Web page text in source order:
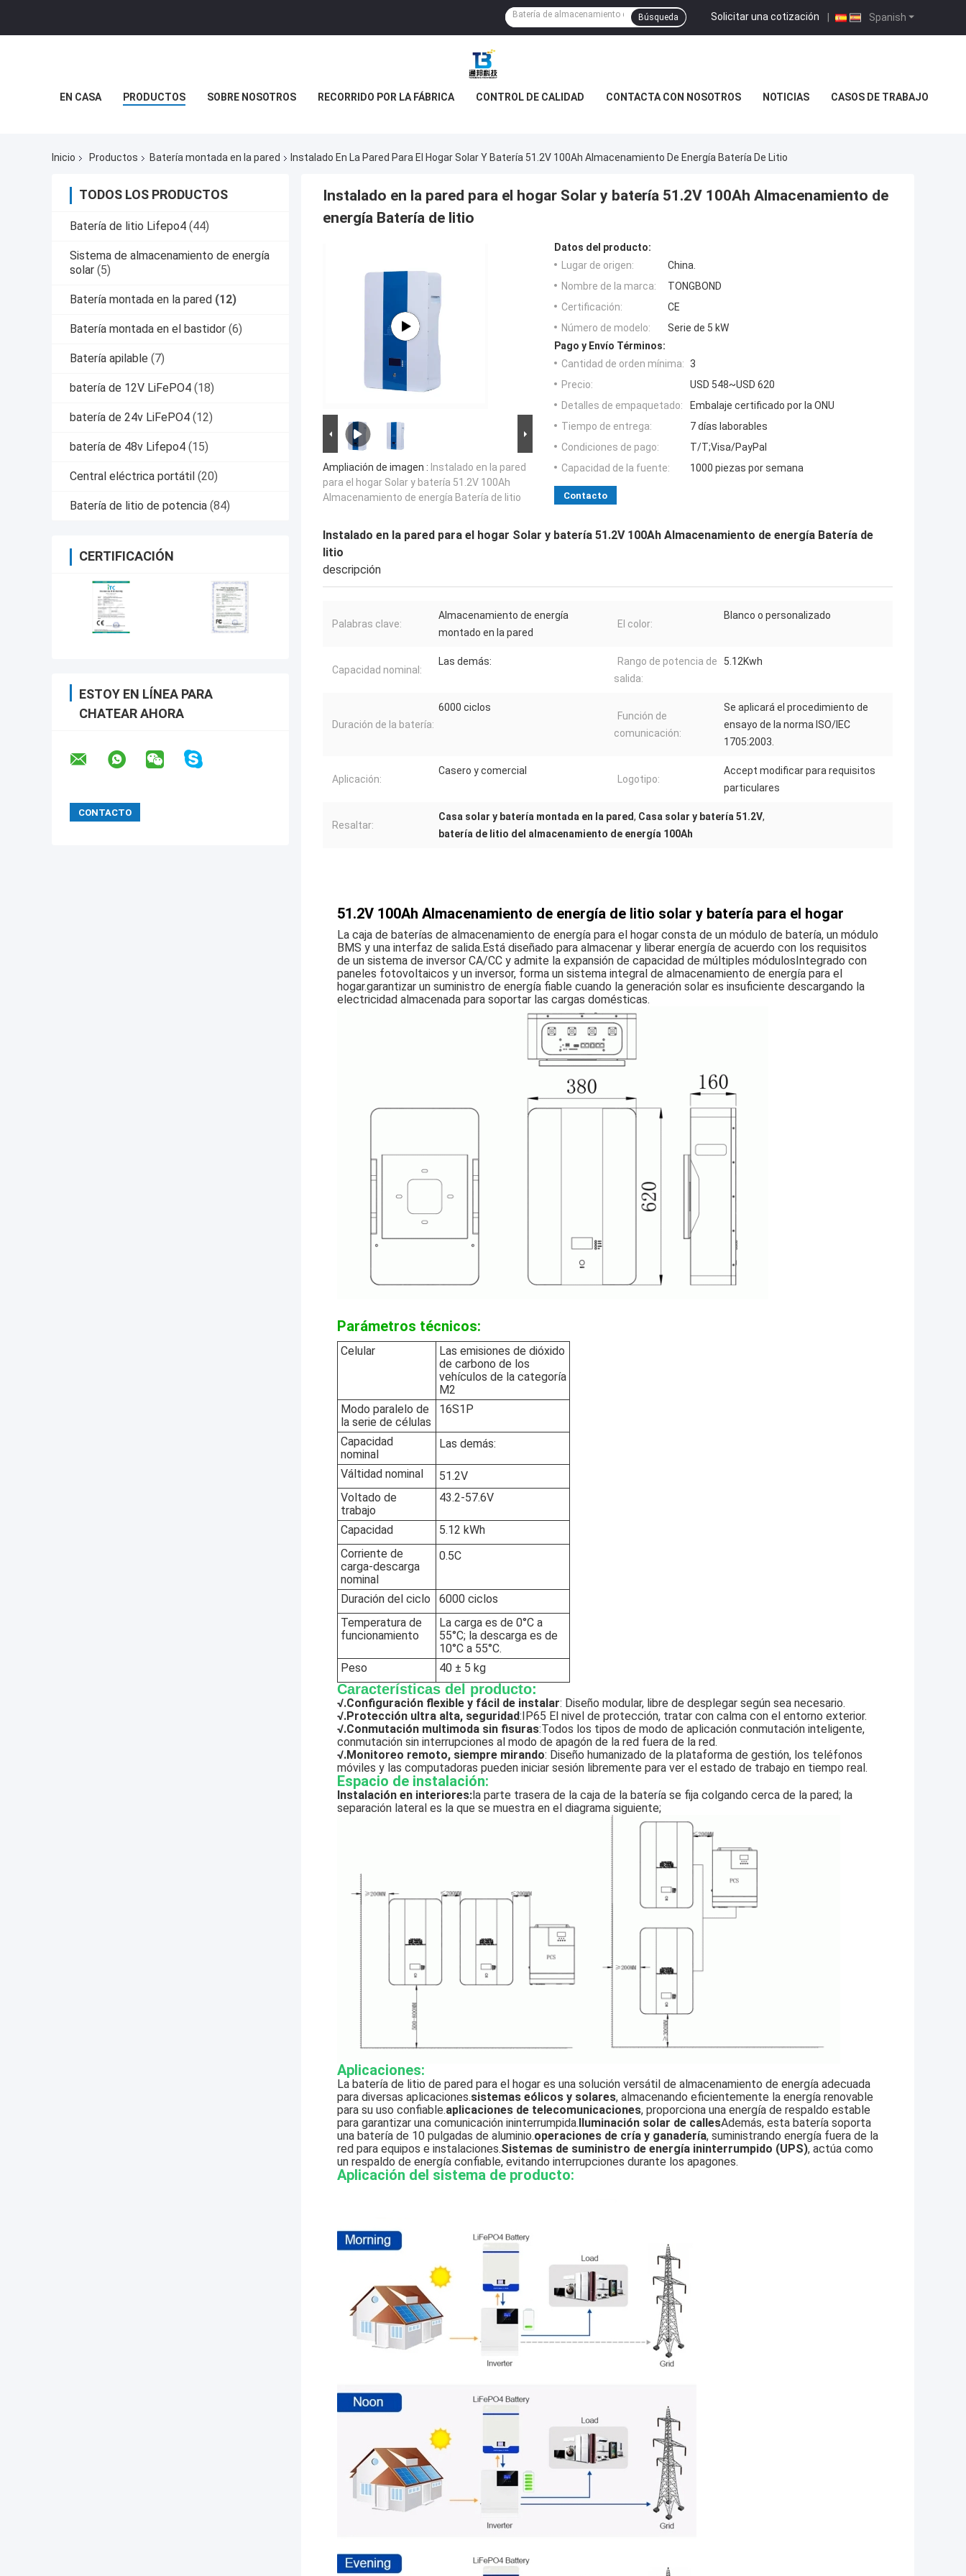
Spanish
Solicitar una cotización |
Búsqueda
EN CASA PRODUCTOS SOBRE NOSOTROS RECORRIDO POR LA FÁBRICA CONTROL DE CALIDAD CONTACTA CON NOSOTROS NOTICIAS CASOS DE TRABAJO
Inicio Productos Batería montada en la pared Instalado En La Pared Para El Hogar Solar Y Batería 51.2V 100Ah Almacenamiento De Energía Batería De Litio
TODOS LOS PRODUCTOS
Batería de litio Lifepo4 (44)
Sistema de almacenamiento de energía
solar (5)
Batería montada en la pared (12)
Batería montada en el bastidor (6)
Batería apilable (7)
batería de 12V LiFePO4 (18)
batería de 24v LiFePO4 (12)
batería de 48v Lifepo4 (15)
Central eléctrica portátil (20)
Batería de litio de potencia (84)
CERTIFICACIÓN
ESTOY EN LÍNEA PARA
CHATEAR AHORA
Instalado en la pared para el hogar Solar y batería 51.2V 100Ah Almacenamiento de
energía Batería de litio
Ampliación de imagen : Instalado en la pared
para el hogar Solar y batería 51.2V 100Ah
Almacenamiento de energía Batería de litio
Datos del producto:
Lugar de origen:
China.
Nombre de la marca:
TONGBOND
Certificación:
CE
Número de modelo:
Serie de 5 kW
Pago y Envío Términos:
Cantidad de orden mínima: 3
Precio:
USD 548~USD 620
Detalles de empaquetado:
Embalaje certificado por la ONU
Tiempo de entrega:
7 días laborables
Condiciones de pago:
T/T;Visa/PayPal
Capacidad de la fuente:
1000 piezas por semana
Contacto
Instalado en la pared para el hogar Solar y batería 51.2V 100Ah Almacenamiento de energía Batería de
litio
descripción
Palabras clave:
Almacenamiento de energía
montado en la pared
El color:
Blanco o personalizado
Capacidad nominal:
Las demás:
Rango de potencia de
salida:
5.12Kwh
Duración de la batería:
6000 ciclos
Función de
comunicación:
Se aplicará el procedimiento de
ensayo de la norma ISO/IEC
1705:2003.
Aplicación:
Casero y comercial
Logotipo:
Accept modificar para requisitos
particulares
Resaltar:
Casa solar y batería montada en la pared, Casa solar y batería 51.2V,
batería de litio del almacenamiento de energía 100Ah
51.2V 100Ah Almacenamiento de energía de litio solar y batería para el hogar
La caja de baterías de almacenamiento de energía para el hogar consta de un módulo de batería, un módulo
BMS y una interfaz de salida.Está diseñado para almacenar y liberar energía de acuerdo con los requisitos
de un sistema de inversor CA/CC y admite la expansión de capacidad de múltiples módulosIntegrado con
paneles fotovoltaicos y un inversor, forma un sistema integral de almacenamiento de energía para el
hogar.garantizar un suministro de energía fiable cuando la generación solar es insuficiente descargando la
electricidad almacenada para soportar las cargas domésticas.
Parámetros técnicos:
Celular
Las emisiones de dióxido
de carbono de los
vehículos de la categoría
M2
Modo paralelo de
la serie de células
16S1P
Capacidad
nominal
Las demás:
Válti­dad nominal
51.2V
Voltado de
trabajo
43.2-57.6V
Capacidad
5.12 kWh
Corriente de
carga-descarga
nominal
0.5C
Duración del ciclo
6000 ciclos
Temperatura de
funcionamiento
La carga es de 0°C a
55°C; la descarga es de
10°C a 55°C.
Peso
40 ± 5 kg
Características del producto:
√.Configuración flexible y fácil de instalar: Diseño modular, libre de desplegar según sea necesario.
√.Protección ultra alta, seguridad:IP65 El nivel de protección, tratar con calma con el entorno exterior.
√.Conmutación multimoda sin fisuras:Todos los tipos de modo de aplicación conmutación inteligente,
conmutación sin interrupciones al modo de apagón de la red fuera de la red.
√.Monitoreo remoto, siempre mirando: Diseño humanizado de la plataforma de gestión, los teléfonos
móviles y las computadoras pueden iniciar sesión libremente para ver el estado de trabajo en tiempo real.
Espacio de instalación:
Instalación en interiores: la parte trasera de la caja de la batería se fija colgando cerca de la pared; la
separación lateral es la que se muestra en el diagrama siguiente;
Aplicaciones:
La batería de litio de pared para el hogar es una solución versátil de almacenamiento de energía adecuada
para diversas aplicaciones.sistemas eólicos y solares, almacenando eficientemente la energía renovable
para su uso confiable.aplicaciones de telecomunicaciones, proporciona una energía de respaldo estable
para garantizar una comunicación ininterrumpida. Iluminación solar de callesAdemás, esta batería soporta
una batería de 10 pulgadas de aluminio.operaciones de cría y ganadería, suministrando energía fuera de la
red para equipos e instalaciones.Sistemas de suministro de energía ininterrumpido (UPS), actúa como
un respaldo de energía confiable, evitando interrupciones durante los apagones.
Aplicación del sistema de producto: